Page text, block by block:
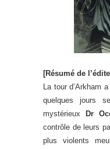
[Résumé de
La tour d’Arkham
quelques jours
mystérieuxDr
contrôle de leurs
plus violents